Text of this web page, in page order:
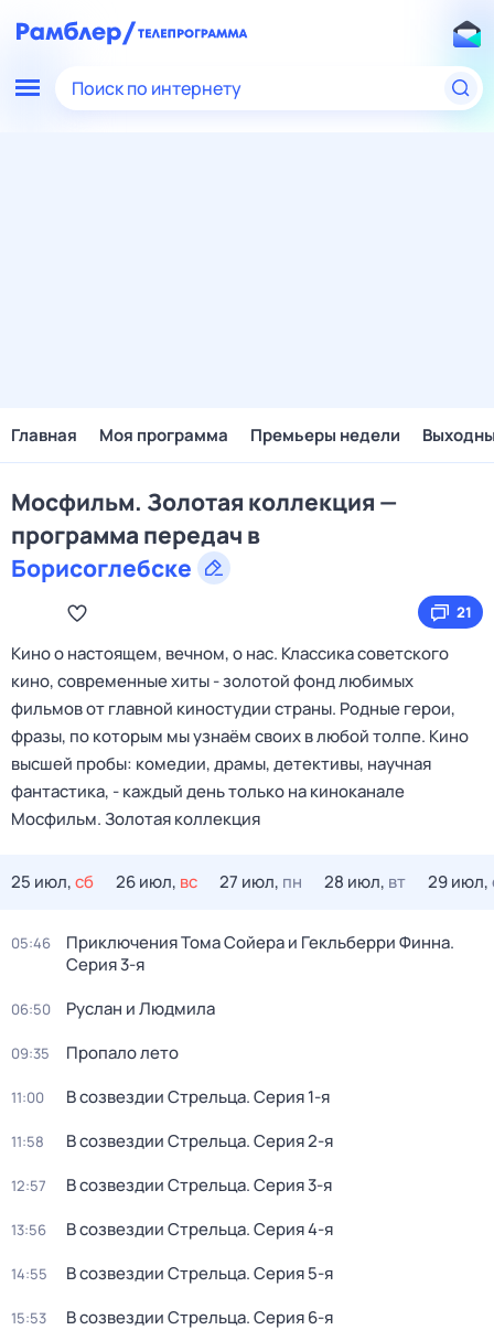
Поиск по интернету
Главная Моя программа Премьеры недели
Мосфильм. Золотая коллекция —
программа передач в
Борисоглебске
21
Кино о настоящем, вечном, о нас. Классика советского
кино, современные хиты - золотой фонд любимых
фильмов от главной киностудии страны. Родные герои,
фразы, по которым мы узнаём своих в любой толпе. Кино
высшей пробы: комедии, драмы, детективы, научная
фантастика, - каждый день только на киноканале
Мосфильм. Золотая коллекция
25 июл,сб 26 июл, вс 27 июл, пн 28 июл, вт 29 июл,
05:46 Приключения Тома Сойера и Гекльберри Финна.
Серия 3-я
06:50 Руслан и Людмила
09:35 Пропало лето
11:00 В созвездии Стрельца. Серия 1-я
11:58 В созвездии Стрельца. Серия 2-я
12:57 В созвездии Стрельца. Серия 3-я
13:56 В созвездии Стрельца. Серия 4-я
14:55 В созвездии Стрельца. Серия 5-я
15:53 В созвездии Стрельца. Серия 6-я